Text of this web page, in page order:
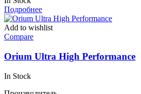
Подробнее
Add to wishlist
Compare
Orium Ultra High Performance
In Stock